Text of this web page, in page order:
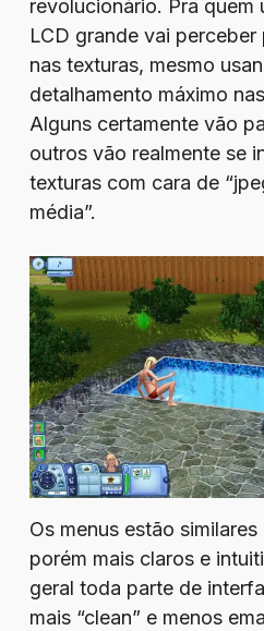
revolucionário. Pra quem
LCD grande vai
nas texturas, mesmo
detalhamento máximo
Alguns certamente vão
outros vão realmente se
texturas com cara de
média”.
Os menus estão
porém mais claros e
geral toda parte de
mais “clean” e menos